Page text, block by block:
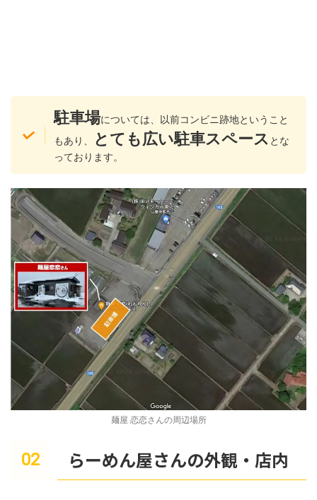
駐車場については、以前コンビニ跡地ということ
もあり、
とても広い駐車スペース とな
っております。
麺屋 恋恋さんの周辺場所
らーめん屋さんの外観・店内